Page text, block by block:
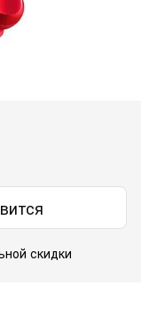
скидки